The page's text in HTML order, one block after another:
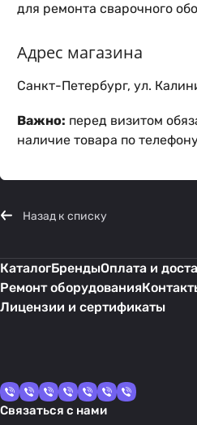
для ремонта сварочного
Адрес магазина
Санкт-Петербург, ул.
Важно: перед визитом
наличие товара по
Назад к списку
КаталогБрендыОплата и
Ремонт оборудования
Лицензии и сертификаты
Связаться с нами